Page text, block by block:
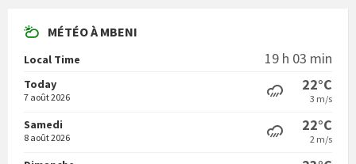
MÉTÉO À MBENI
Local Time 19 h 03 min
Today
7 août 2026
22°C
3 m/s
Samedi
8 août 2026
22°C
2 m/s